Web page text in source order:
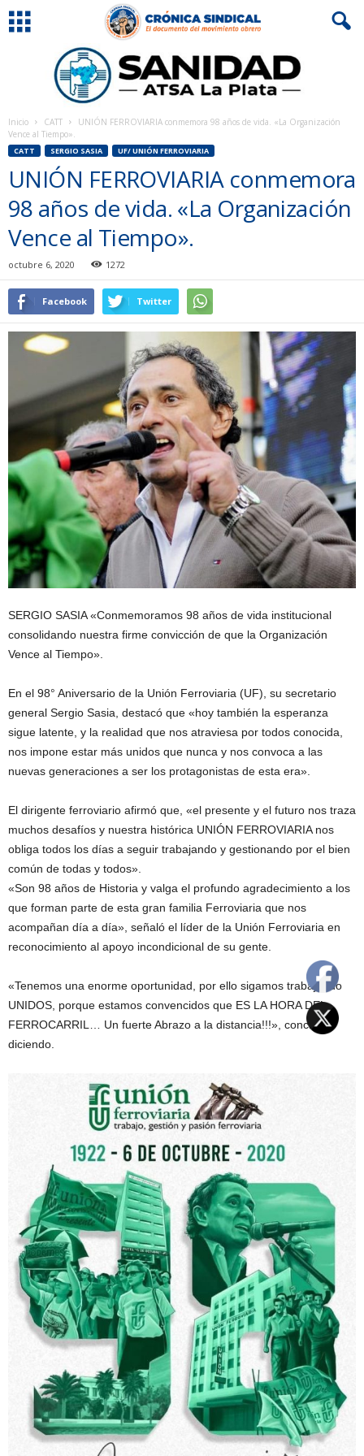
Inicio CATT
UNIÓN FERROVIARIA conmemora 98 años de vida. «La Organización
Vence al Tiempo».
CATT SERGIO SASIA UF/ UNIÓN FERROVIARIA
UNIÓN FERROVIARIA conmemora
98 años de vida. «La Organización
Vence al Tiempo».
octubre 6, 2020 1272
Facebook Twitter
SERGIO SASIA «Conmemoramos 98 años de vida institucional
consolidando nuestra firme convicción de que la Organización
Vence al Tiempo».
En el 98° Aniversario de la Unión Ferroviaria (UF), su secretario
general Sergio Sasia, destacó que «hoy también la esperanza
sigue latente, y la realidad que nos atraviesa por todos conocida,
nos impone estar más unidos que nunca y nos convoca a las
nuevas generaciones a ser los protagonistas de esta era».
El dirigente ferroviario afirmó que, «el presente y el futuro nos traza
muchos desafíos y nuestra histórica UNIÓN FERROVIARIA nos
obliga todos los días a seguir trabajando y gestionando por el bien
común de todas y todos».
«Son 98 años de Historia y valga el profundo agradecimiento a los
que forman parte de esta gran familia Ferroviaria que nos
acompañan día a día», señaló el líder de la Unión Ferroviaria en
reconocimiento al apoyo incondicional de su gente.
«Tenemos una enorme oportunidad, por ello sigamos trabajando
UNIDOS, porque estamos convencidos que ES LA HORA DEL
FERROCARRIL… Un fuerte Abrazo a la distancia!!!», concluyó
diciendo.